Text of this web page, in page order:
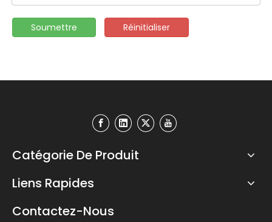
Soumettre Réinitialiser
Catégorie De Produit
Liens Rapides
Contactez-Nous